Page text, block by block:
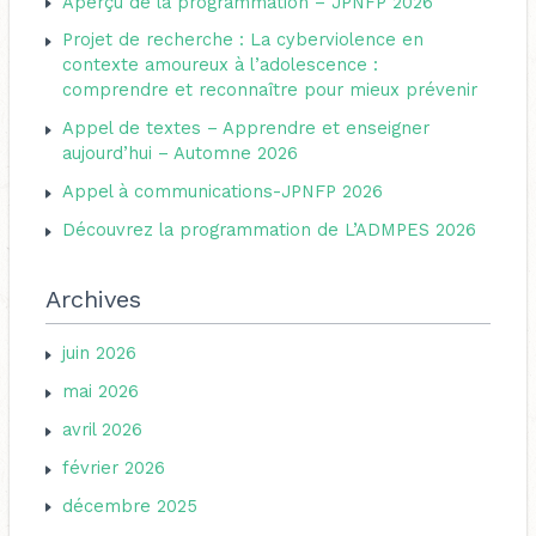
e
r Projet de recherche : La cyberviolence en
contexte amoureux à l’adolescence :
comprendre et reconnaître pour mieux prévenir
Appel de textes – Apprendre et enseigner
aujourd’hui – Automne 2026
Appel à communications-JPNFP 2026
Découvrez la programmation de L’ADMPES 2026
Archives
juin 2026
mai 2026
avril 2026
février 2026
décembre 2025
s